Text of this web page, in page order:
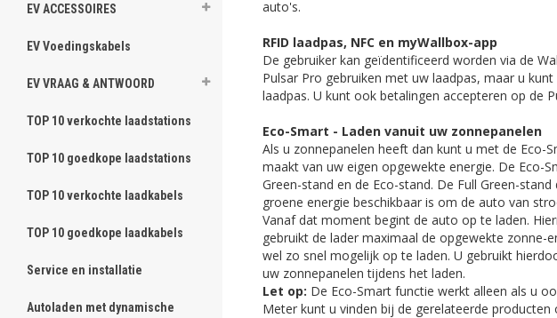
EV ACCESSOIRES
EV Voedingskabels
EV VRAAG & ANTWOORD
TOP 10 verkochte laadstations
TOP 10 goedkope laadstations
TOP 10 verkochte laadkabels
TOP 10 goedkope laadkabels
Service en installatie
Autoladen met dynamische
auto's.
RFID laadpas, NFC en myWallbox-app
De gebruiker kan geïdentificeerd worden via de
Pulsar Pro gebruiken met uw laadpas, maar u
laadpas. U kunt ook betalingen accepteren op de
Eco-Smart - Laden vanuit uw zonnepanelen
Als u zonnepanelen heeft dan kunt u met de Eco-
maakt van uw eigen opgewekte energie. De Eco-
Green-stand en de Eco-stand. De Full Green-
groene energie beschikbaar is om de auto van
Vanaf dat moment begint de auto op te laden.
gebruikt de lader maximaal de opgewekte
wel zo snel mogelijk op te laden. U gebruikt
uw zonnepanelen tijdens het laden.
Let op: De Eco-Smart functie werkt alleen als u
Meter kunt u vinden bij de gerelateerde producten